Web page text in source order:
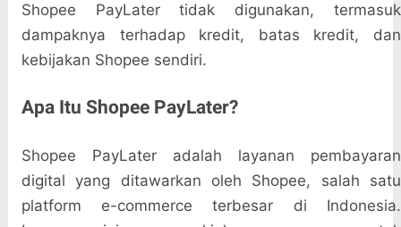
Shopee PayLater tidak digunakan, termasuk
dampaknya terhadap kredit, batas kredit, dan
kebijakan Shopee sendiri.
Apa Itu Shopee PayLater?
Shopee PayLater adalah layanan pembayaran
digital yang ditawarkan oleh Shopee, salah satu
platform e-commerce terbesar di Indonesia.